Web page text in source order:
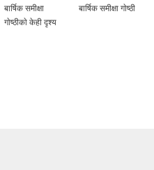
बार्षिक समीक्षा
गाेष्ठीकाे केही दृश्य
बार्षिक समीक्षा गाेष्ठी